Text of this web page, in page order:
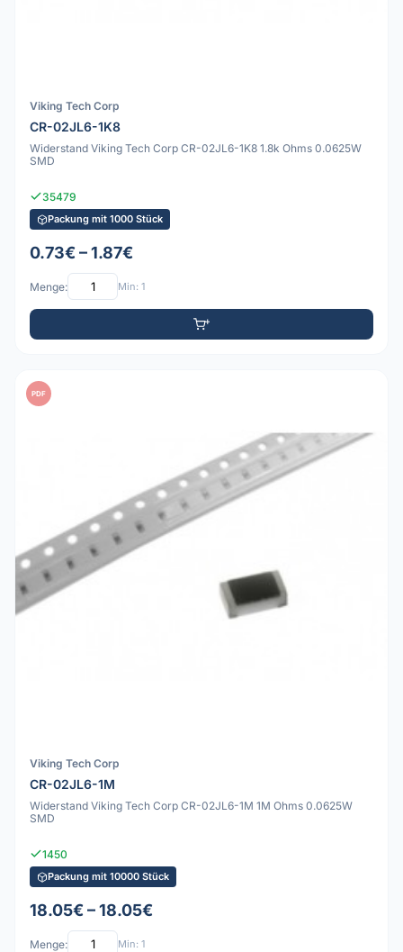
Viking Tech Corp
CR-02JL6-1K8
Widerstand Viking Tech Corp CR-02JL6-1K8 1.8k Ohms 0.0625W
SMD
35479
Packung mit 1000 Stück
0.73€ – 1.87€
Menge: Min: 1
PDF
Viking Tech Corp
CR-02JL6-1M
Widerstand Viking Tech Corp CR-02JL6-1M 1M Ohms 0.0625W
SMD
1450
Packung mit 10000 Stück
18.05€ – 18.05€
Menge: Min: 1